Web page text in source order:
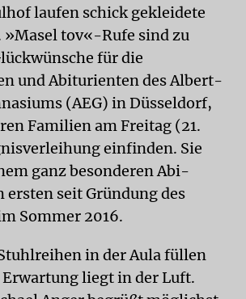
laufen schick gekleidete
tov«-Rufe sind zu
für die
und Abiturienten des Albert-
(AEG) in Düsseldorf,
Familien am Freitag (21.
einfinden. Sie
ganz besonderen Abi-
ersten seit Gründung des
Sommer 2016.
in der Aula füllen
Erwartung liegt in der Luft.